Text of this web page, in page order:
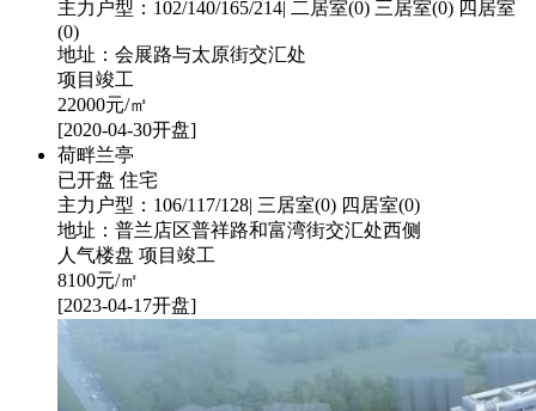
主力户型：102/140/165/214| 二居室(0) 三居室(0) 四居室
(0)
地址：会展路与太原街交汇处
项目竣工
22000元/㎡
[2020-04-30开盘]
荷畔兰亭
已开盘 住宅
主力户型：106/117/128| 三居室(0) 四居室(0)
地址：普兰店区普祥路和富湾街交汇处西侧
人气楼盘 项目竣工
8100元/㎡
[2023-04-17开盘]